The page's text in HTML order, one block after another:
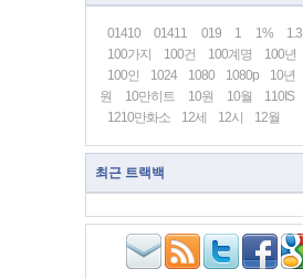
01410 01411 019 1 1% 1.3
100가지
100건 100계명 100년
100인
1024 1080 1080p 10년
원
10만히트 10원 10월 110IS
1210만화소
12세 12시 12월
최근 트랙백